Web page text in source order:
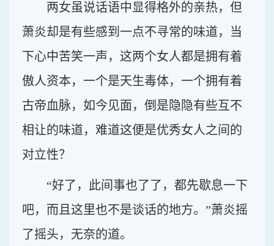
两女虽说话语中显得格外的亲热，但
萧炎却是有些感到一点不寻常的味道，当
下心中苦笑一声，这两个女人都是拥有着
傲人资本，一个是天生毒体，一个拥有着
古帝血脉，如今见面，倒是隐隐有些互不
相让的味道，难道这便是优秀女人之间的
对立性？
“好了，此间事也了了，都先歇息一下
吧，而且这里也不是谈话的地方。”萧炎摇
了摇头，无奈的道。